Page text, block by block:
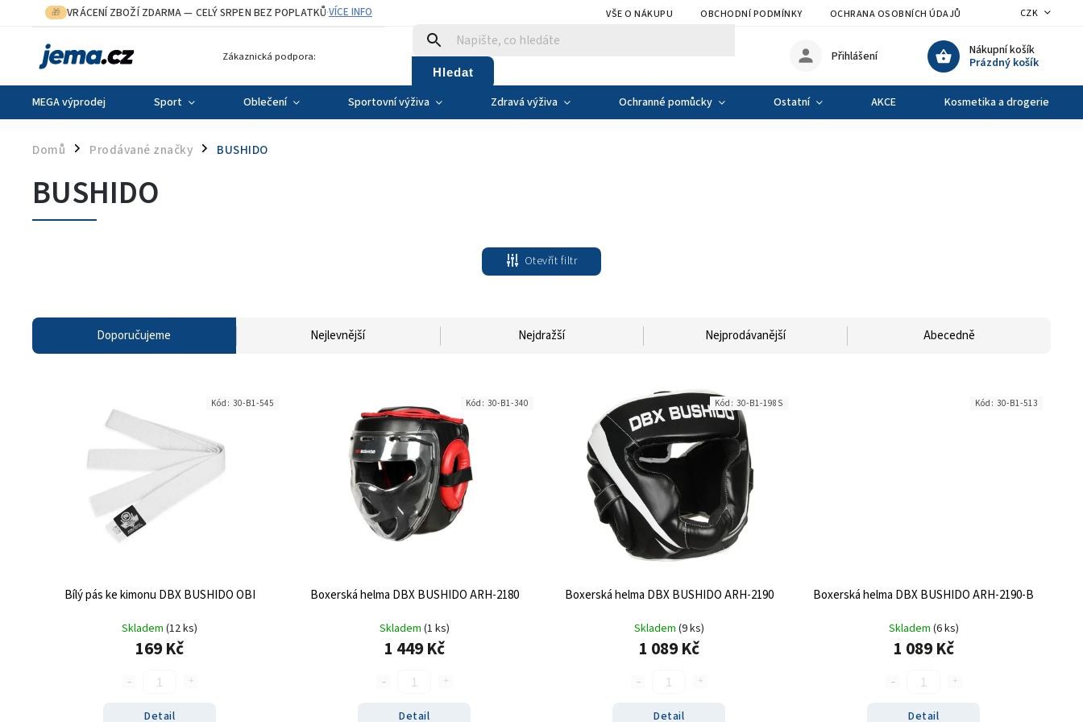
🎁 VRÁCENÍ ZBOŽÍ ZDARMA— CELÝ SRPEN BEZ POPLATKŮ·VÍCE INFO VŠE O NÁKUPU OBCHODNÍ PODMÍNKY OCHRANA OSOBNÍCH ÚDAJŮ VÝMĚNA A VRÁCENÍ
CZK
Zákaznická podpora:
Hledat
Nákupní košík
Prázdný košík
Přihlášení
MEGA výprodej Sport Oblečení Sportovní výživa Zdravá výživa Ochranné pomůcky Ostatní AKCE Kosmetika a drogerie
Domů / Prodávané značky / BUSHIDO
BUSHIDO
Otevřít filtr
Doporučujeme Nejlevnější Nejdražší Nejprodávanější Abecedně
Bílý pás ke kimonu DBX BUSHIDO OBI
Skladem (12 ks)
169 Kč
Detail
Kód: 30-B1-545
Boxerská helma DBX BUSHIDO ARH-2180
Skladem (1 ks)
1 449 Kč
Detail
Kód: 30-B1-340
Boxerská helma DBX BUSHIDO ARH-2190
Skladem (9 ks)
1 089 Kč
Detail
Kód: 30-B1-198S
Boxerská helma DBX BUSHIDO ARH-2190-B
Skladem (6 ks)
1 089 Kč
Detail
Kód: 30-B1-513